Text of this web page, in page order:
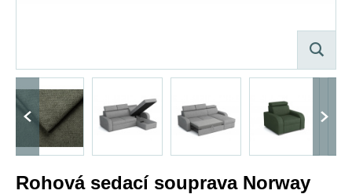
Rohová sedací souprava Norway